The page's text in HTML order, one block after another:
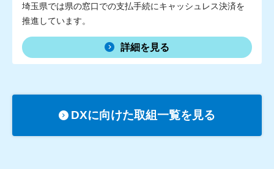
埼玉県では県の窓口での支払手続にキャッシュレス決済を
推進しています。
詳細を見る
DXに向けた取組一覧を見る